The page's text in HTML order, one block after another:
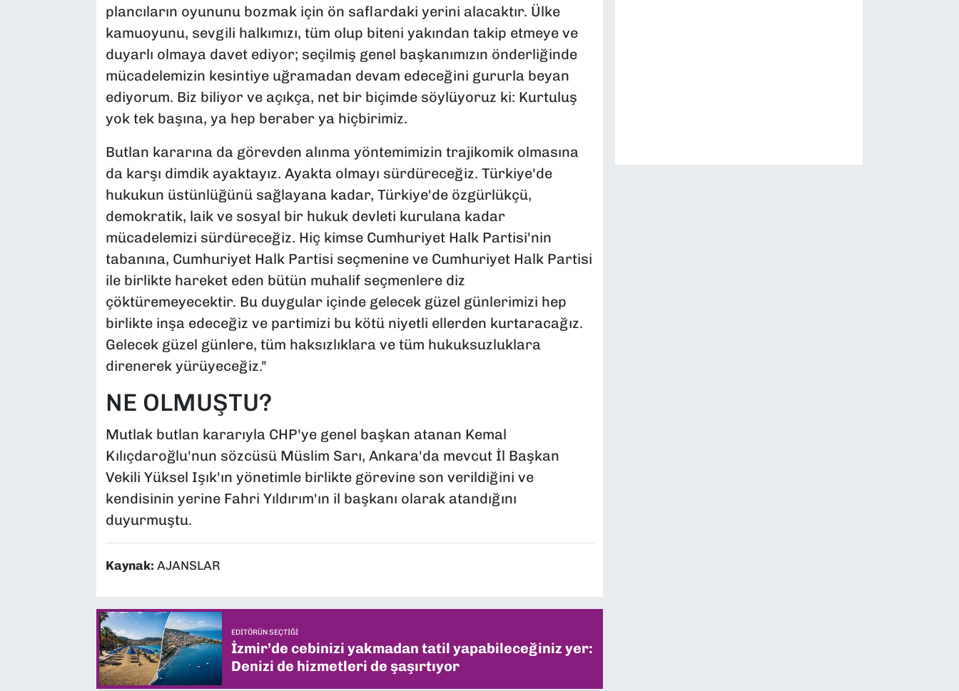
plancıların oyununu bozmak için ön saflardaki yerini alacaktır. Ülke
kamuoyunu, sevgili halkımızı, tüm olup biteni yakından takip etmeye ve
duyarlı olmaya davet ediyor; seçilmiş genel başkanımızın önderliğinde
mücadelemizin kesintiye uğramadan devam edeceğini gururla beyan
ediyorum. Biz biliyor ve açıkça, net bir biçimde söylüyoruz ki: Kurtuluş
yok tek başına, ya hep beraber ya hiçbirimiz.
Butlan kararına da görevden alınma yöntemimizin trajikomik olmasına
da karşı dimdik ayaktayız. Ayakta olmayı sürdüreceğiz. Türkiye'de
hukukun üstünlüğünü sağlayana kadar, Türkiye'de özgürlükçü,
demokratik, laik ve sosyal bir hukuk devleti kurulana kadar
mücadelemizi sürdüreceğiz. Hiç kimse Cumhuriyet Halk Partisi'nin
tabanına, Cumhuriyet Halk Partisi seçmenine ve Cumhuriyet Halk Partisi
ile birlikte hareket eden bütün muhalif seçmenlere diz
çöktüremeyecektir. Bu duygular içinde gelecek güzel günlerimizi hep
birlikte inşa edeceğiz ve partimizi bu kötü niyetli ellerden kurtaracağız.
Gelecek güzel günlere, tüm haksızlıklara ve tüm hukuksuzluklara
direnerek yürüyeceğiz."
NE OLMUŞTU?
Mutlak butlan kararıyla CHP'ye genel başkan atanan Kemal
Kılıçdaroğlu'nun sözcüsü Müslim Sarı, Ankara'da mevcut İl Başkan
Vekili Yüksel Işık'ın yönetimle birlikte görevine son verildiğini ve
kendisinin yerine Fahri Yıldırım'ın il başkanı olarak atandığını
duyurmuştu.
Kaynak: AJANSLAR
EDITÖRÜN SEÇTIĞI
İzmir’de cebinizi yakmadan tatil yapabileceğiniz yer:
Denizi de hizmetleri de şaşırtıyor